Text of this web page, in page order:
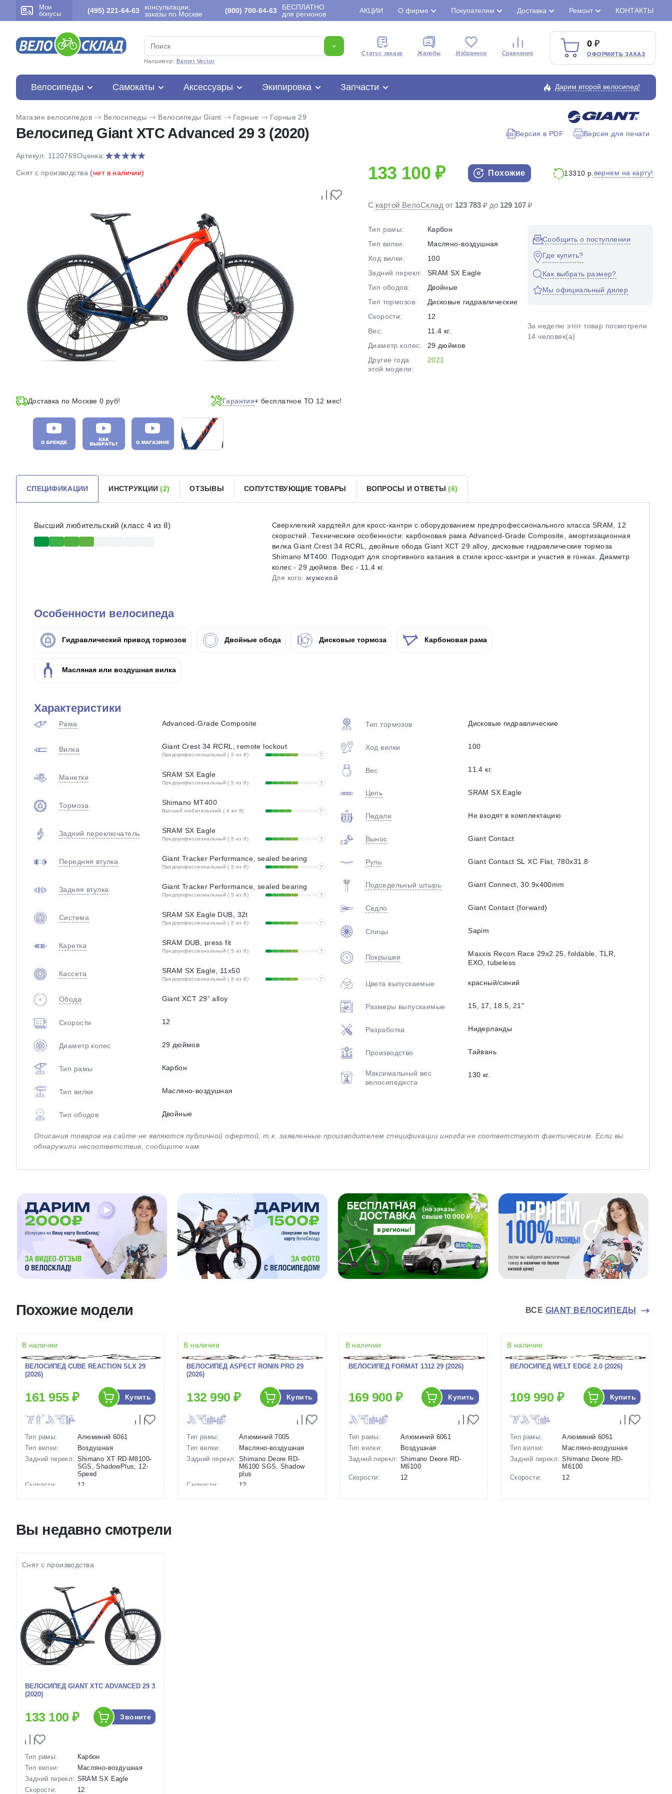
Мои
бонусы
(495) 221-64-63
консультации,
заказы по Москве
(800) 700-64-63
БЕСПЛАТНО
для регионов
АКЦИИ О фирме Покупателям Доставка Ремонт КОНТАКТЫ
Например: Benort Vector
Cтатус заказа Жалобы Избранное Сравнение
0
ОФОРМИТЬ ЗАКАЗ
Велосипеды Самокаты Аксессуары Экипировка Запчасти Дарим второй велосипед!
Магазин велосипедов Велосипеды Велосипеды Giant Горные Горные 29
Велосипед Giant XTC Advanced 29 3 (2020) Версия в PDF Версия для печати
Артикул: 1120769Оценка:
Снят с производства(нет в наличии)
Доставка по Москве 0 руб! Гарантия+ бесплатное ТО 12 мес!
133 100 ₽ Похожие 13310 р. вернем на карту!
С картой ВелоСклад от 123 783 ₽ до 129 107 ₽
Тип рамы:
Карбон
Тип вилки:
Масляно-воздушная
Ход вилки:
100
Задний перекл:
SRAM SX Eagle
Тип ободов:
Двойные
Тип тормозов:
Дисковые гидравлические
Скорости:
12
Вес:
11.4 кг.
Диаметр колес:
29 дюймов
Другие года
этой модели:
2021
Сообщить о поступлении
Где купить?
Как выбрать размер?
Мы официальный дилер
За неделю этот товар посмотрели
14 человек(а)
СПЕЦИФИКАЦИИ ИНСТРУКЦИИ(2) ОТЗЫВЫ СОПУТСТВУЮЩИЕ ТОВАРЫ ВОПРОСЫ И ОТВЕТЫ(6)
Высший любительский (класс 4 из 8)
Сверхлегкий хардтейл для кросс-кантри с оборудованием предпрофессионального класса SRAM, 12
скоростей. Технические особенности: карбоновая рама Advanced-Grade Composite, амортизационная
вилка Giant Crest 34 RCRL, двойные обода Giant XCT 29 alloy, дисковые гидравлические тормоза
Shimano MT400. Подходит для спортивного катания в стиле кросс-кантри и участия в гонках. Диаметр
колес - 29 дюймов. Вес - 11,4 кг.
Для кого: мужской
Особенности велосипеда
Гидравлический привод тормозов Двойные обода Дисковые тормоза Карбоновая рама
Масляная или воздушная вилка
Характеристики
Рама Advanced-Grade Composite
Вилка Giant Crest 34 RCRL, remote lockout
Предпрофессиональный ( 5 из 8) ?
Манетки SRAM SX Eagle
Предпрофессиональный ( 5 из 8) ?
Тормоза Shimano MT400
Высший любительский ( 4 из 8) ?
Задний переключатель SRAM SX Eagle
Предпрофессиональный ( 5 из 8) ?
Передняя втулка Giant Tracker Performance, sealed bearing
Предпрофессиональный ( 5 из 8) ?
Задняя втулка Giant Tracker Performance, sealed bearing
Предпрофессиональный ( 5 из 8) ?
Система SRAM SX Eagle DUB, 32t
Предпрофессиональный ( 5 из 8) ?
Каретка SRAM DUB, press fit
Предпрофессиональный ( 5 из 8) ?
Кассета SRAM SX Eagle, 11x50
Предпрофессиональный ( 5 из 8) ?
Обода Giant XCT 29” alloy
Скорости 12
Диаметр колес 29 дюймов
Тип рамы Карбон
Тип вилки Масляно-воздушная
Тип ободов Двойные
Тип тормозов Дисковые гидравлические
Ход вилки 100
Вес 11.4 кг.
Цепь SRAM SX Eagle
Педали Не входят в комплектацию
Вынос Giant Contact
Руль Giant Contact SL XC Flat, 780x31.8
Подседельный штырь Giant Connect, 30.9x400mm
Седло Giant Contact (forward)
Спицы Sapim
Покрышки
Maxxis Recon Race 29x2.25, foldable, TLR,
EXO, tubeless
Цвета выпускаемые красный/синий
Размеры выпускаемые 15, 17, 18.5, 21ʺ
Разработка Нидерланды
Производство Тайвань
Максимальный вес
велосипедиста
130 кг.
Описания товаров на сайте не являются публичной офертой, т.к. заявленные производителем спецификации иногда не соответствуют фактическим. Если вы
обнаружили несоответствие, сообщите нам.
Похожие модели ВСЕ GIANT ВЕЛОСИПЕДЫ
В наличии
ВЕЛОСИПЕД CUBE REACTION SLX 29
(2026)
161 955 ₽ Купить
Тип рамы:
Алюминий 6061
Тип вилки:
Воздушная
Задний перекл: Shimano XT RD-M8100-
SGS, ShadowPlus, 12-
Speed
Скорости:
12
Диаметр
колес:
29 дюймов
Артикул:
1129324
В наличии
ВЕЛОСИПЕД ASPECT RONIN PRO 29
(2026)
132 990 ₽ Купить
Тип рамы:
Алюминий 7005
Тип вилки:
Масляно-воздушная
Задний перекл: Shimano Deore RD-
M6100 SGS, Shadow
plus
Скорости:
12
В наличии
ВЕЛОСИПЕД FORMAT 1312 29 (2026)
169 900 ₽ Купить
Тип рамы:
Алюминий 6061
Тип вилки:
Воздушная
Задний перекл: Shimano Deore RD-
M6100
Скорости:
12
В наличии
ВЕЛОСИПЕД WELT EDGE 2.0 (2026)
109 990 ₽ Купить
Тип рамы:
Алюминий 6061
Тип вилки:
Масляно-воздушная
Задний перекл: Shimano Deore RD-
M6100
Скорости:
12
Вы недавно смотрели
Снят с производства
ВЕЛОСИПЕД GIANT XTC ADVANCED 29 3
(2020)
133 100 ₽ Звоните
Тип рамы:
Карбон
Тип вилки:
Масляно-воздушная
Задний перекл: SRAM SX Eagle
Скорости:
12
Разбейте
на части
без переплат
График платежей
Сегодня
25%
Подробнееоб оплате Плайтом
раз в 2
раз в 2 недели
Остались вопросы?